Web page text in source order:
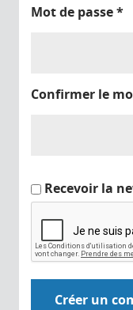
Mot de passe*
Confirmer le
Recevoir la